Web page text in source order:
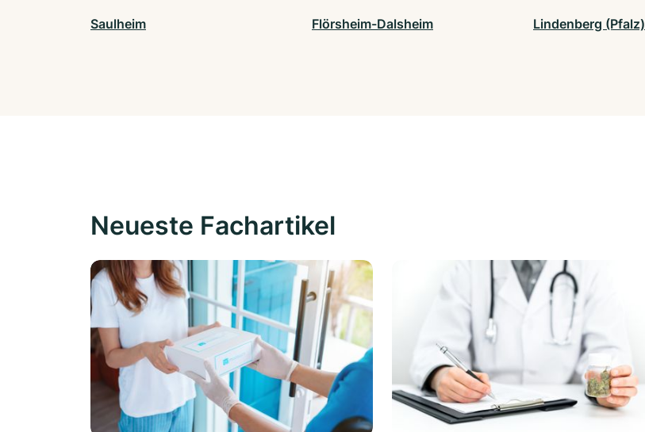
Saulheim Flörsheim-Dalsheim Lindenberg (Pfalz)
Neueste Fachartikel